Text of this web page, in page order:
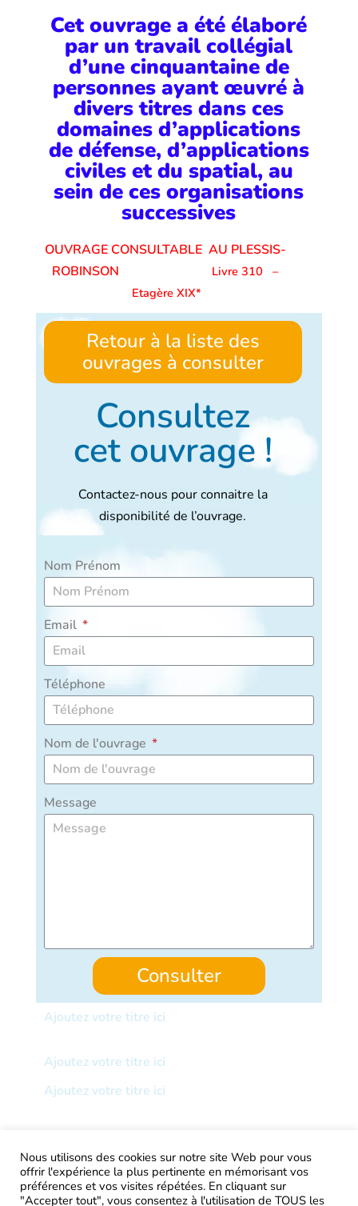
Cet ouvrage a été élaboré
par un travail collégial
d’une cinquantaine de
personnes ayant œuvré à
divers titres dans ces
domaines d’applications
de défense, d’applications
civiles et du spatial, au
sein de ces organisations
successives
OUVRAGE CONSULTABLE AU PLESSIS-
ROBINSON
Livre 310
–
Etagère XIX*
Retour à la liste des
ouvrages à consulter
Consultez
cet ouvrage !
Contactez-nous pour connaitre la
disponibilité de l’ouvrage.
Nom Prénom
Email
Téléphone
Nom de l'ouvrage
Message
Consulter
Ajoutez votre titre ici
Ajoutez votre titre ici
Ajoutez votre titre ici
AIRtage 2024© Tous droits réservés
Mentions légales
Nous utilisons des cookies sur notre site Web pour vous
offrir l'expérience la plus pertinente en mémorisant vos
préférences et vos visites répétées. En cliquant sur
"Accepter tout", vous consentez à l'utilisation de TOUS les